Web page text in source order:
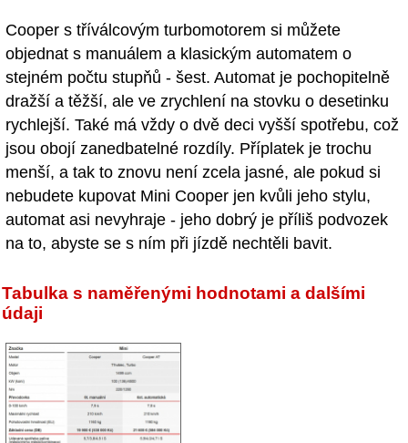
Cooper s tříválcovým turbomotorem si můžete
objednat s manuálem a klasickým automatem o
stejném počtu stupňů - šest. Automat je pochopitelně
dražší a těžší, ale ve zrychlení na stovku o desetinku
rychlejší. Také má vždy o dvě deci vyšší spotřebu, což
jsou obojí zanedbatelné rozdíly. Příplatek je trochu
menší, a tak to znovu není zcela jasné, ale pokud si
nebudete kupovat Mini Cooper jen kvůli jeho stylu,
automat asi nevyhraje - jeho dobrý je příliš podvozek
na to, abyste se s ním při jízdě nechtěli bavit.
Tabulka s naměřenými hodnotami a dalšími
údaji